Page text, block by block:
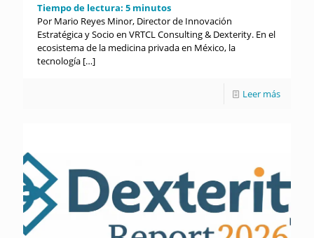
Tiempo de lectura: 5 minutos
Por Mario Reyes Minor, Director de Innovación
Estratégica y Socio en VRTCL Consulting & Dexterity. En el
ecosistema de la medicina privada en México, la
tecnología […]
Leer más